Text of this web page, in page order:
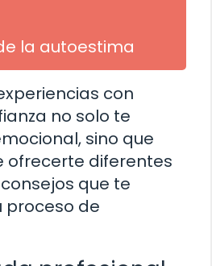
la autoestima
con
no solo te
sino que
ofrecerte diferentes
que te
proceso de